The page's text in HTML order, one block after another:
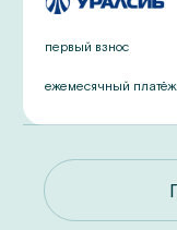
первый взнос
ежемесячный платёж